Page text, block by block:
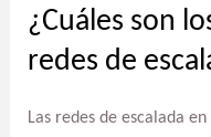
¿Cuáles son
redes de
Las redes de escalada